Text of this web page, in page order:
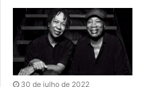
30 de julho de 2022